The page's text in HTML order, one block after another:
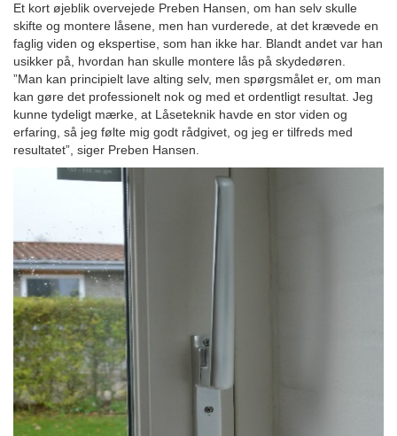
Et kort øjeblik overvejede Preben Hansen, om han selv skulle
skifte og montere låsene, men han vurderede, at det krævede en
faglig viden og ekspertise, som han ikke har. Blandt andet var han
usikker på, hvordan han skulle montere lås på skydedøren.
”Man kan principielt lave alting selv, men spørgsmålet er, om man
kan gøre det professionelt nok og med et ordentligt resultat. Jeg
kunne tydeligt mærke, at Låseteknik havde en stor viden og
erfaring, så jeg følte mig godt rådgivet, og jeg er tilfreds med
resultatet”, siger Preben Hansen.